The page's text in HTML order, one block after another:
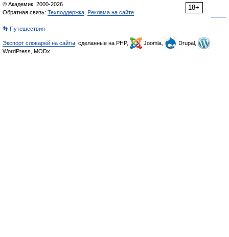
18+
© Академик, 2000-2026
Обратная связь: Техподдержка Реклама на сайте
👣 Путешествия
Экспорт словарей на сайты , сделанные на PHP, Joomla,
Drupal,
WordPress, MODx.